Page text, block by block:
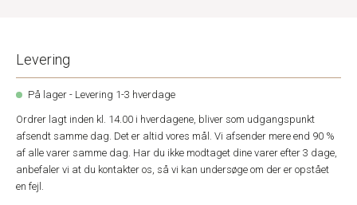
Levering
På lager - Levering 1-3 hverdage
Ordrer lagt inden kl. 14.00 i hverdagene, bliver som udgangspunkt
afsendt samme dag. Det er altid vores mål. Vi afsender mere end 90 %
af alle varer samme dag. Har du ikke modtaget dine varer efter 3 dage,
anbefaler vi at du kontakter os, så vi kan undersøge om der er opstået
en fejl.